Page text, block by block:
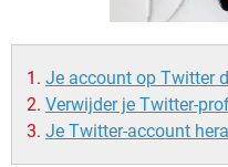
Je account op Twitter
Verwijder je Twitter-
Je Twitter-account